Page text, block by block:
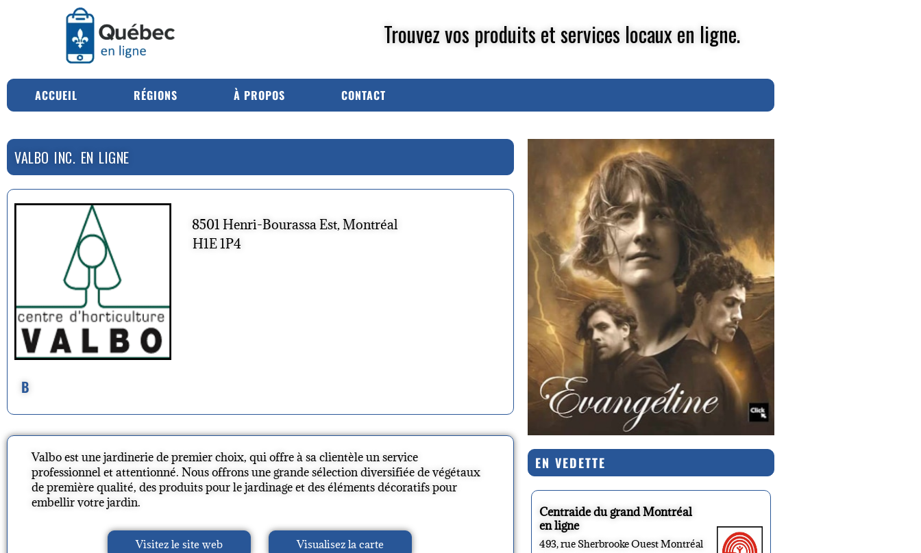
Trouvez vos produits et services locaux en ligne.
ACCUEIL RÉGIONS À PROPOS CONTACT
VALBO INC. EN LIGNE
B
8501 Henri-Bourassa Est, Montréal
H1E 1P4
Valbo est une jardinerie de premier choix, qui offre à sa clientèle un service
professionnel et attentionné. Nous offrons une grande sélection diversifiée de végétaux
de première qualité, des produits pour le jardinage et des éléments décoratifs pour
embellir votre jardin.
Visitez le site web Visualisez la carte
EN VEDETTE
Centraide du grand Montréal
en ligne
493, rue Sherbrooke Ouest Montréal